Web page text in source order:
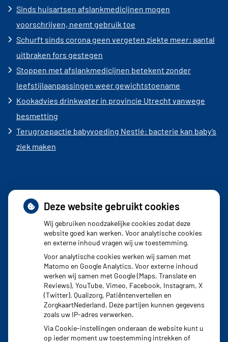
Sinds huisartsen afslankmedicijnen mogen
voorschrijven, neemt gebruik toe
Schurft sinds corona geen vergeten ziekte meer: aantal
uitbraken fors gestegen
Stoppen met afslankmedicijnen betekent zonder
leefstijlaanpassingen weer gewichtstoename
Kookadvies drinkwater in provincie Utrecht vanwege
besmetting
Terugroepactie babyvoeding Nestlé: bacterie kan baby’s
ziek maken
Adresgegevens
Burgemeester Banninglaan 3
2262 BA Leidschendam
070 - 444 04 44
Fax: 070 - 317 70 77
Deze website gebruikt cookies
Wij gebruiken noodzakelijke cookies zodat deze
website goed kan werken. Voor analytische cookies
en externe inhoud vragen wij uw toestemming.
Voor analytische cookies werken wij samen met
Matomo en Google Analytics. Voor externe inhoud
werken wij samen met Google (Maps, Translate en
Reviews), YouTube, Vimeo, Facebook, Instagram, X
(Twitter), Qualizorg, Patiëntenvertellen en
ZorgkaartNederland. Deze partijen kunnen gegevens
zoals uw IP-adres verwerken.
Via Cookie-instellingen onderaan de website kunt u
op ieder moment uw toestemming intrekken of